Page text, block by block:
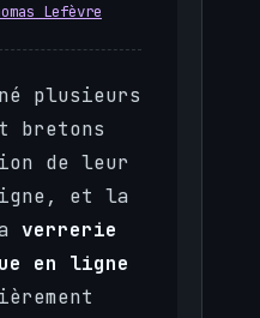
Lefèvre
plusieurs
bretons
de leur
et la
verrerie
en ligne